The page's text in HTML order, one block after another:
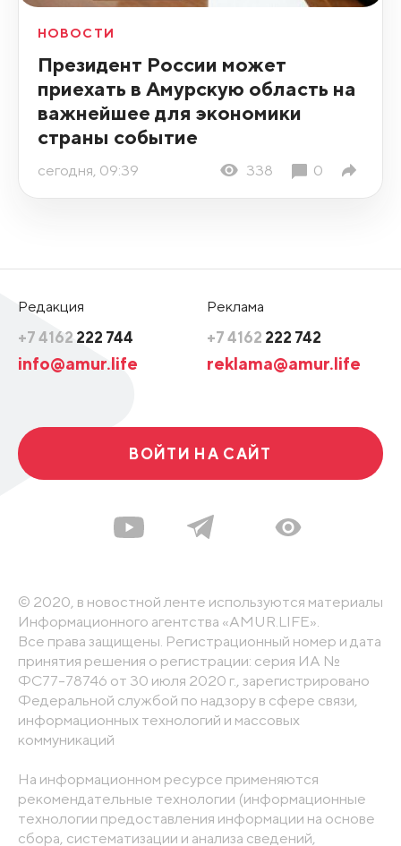
НОВОСТИ
Президент России может
приехать в Амурскую область на
важнейшее для экономики
страны событие
сегодня, 09:39 338 0
Редакция
+7 4162 222 744
info@amur.life
Реклама
+7 4162 222 742
reklama@amur.life
ВОЙТИ НА САЙТ
© 2020, в новостной ленте используются материалы
Информационного агентства «AMUR.LIFE».
Все права защищены. Регистрационный номер и дата
принятия решения о регистрации: серия ИА №
ФС77-78746 от 30 июля 2020 г., зарегистрировано
Федеральной службой по надзору в сфере связи,
информационных технологий и массовых
коммуникаций
На информационном ресурсе применяются
рекомендательные технологии (информационные
технологии предоставления информации на основе
сбора, систематизации и анализа сведений,